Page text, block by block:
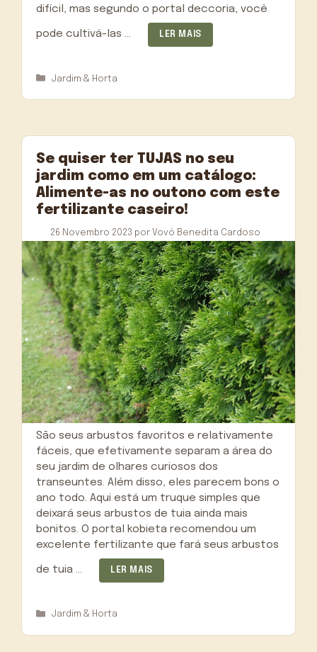
difícil, mas segundo o portal deccoria, você
pode cultivá-las … LER MAIS
Categorias
Jardim & Horta
Se quiser ter TUJAS no seu
jardim como em um catálogo:
Alimente-as no outono com este
fertilizante caseiro!
26 Novembro 2023 por Vovó Benedita Cardoso
São seus arbustos favoritos e relativamente
fáceis, que efetivamente separam a área do
seu jardim de olhares curiosos dos
transeuntes. Além disso, eles parecem bons o
ano todo. Aqui está um truque simples que
deixará seus arbustos de tuia ainda mais
bonitos. O portal kobieta recomendou um
excelente fertilizante que fará seus arbustos
de tuia … LER MAIS
Categorias
Jardim & Horta